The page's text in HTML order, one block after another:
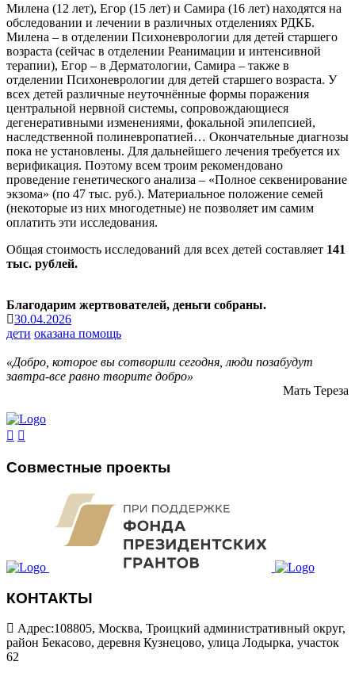
Милена (12 лет), Егор (15 лет) и Самира (16 лет) находятся на
обследовании и лечении в различных отделениях РДКБ.
Милена – в отделении Психоневрологии для детей старшего
возраста (сейчас в отделении Реанимации и интенсивной
терапии), Егор – в Дерматологии, Самира – также в
отделении Психоневрологии для детей старшего возраста. У
всех детей различные неуточнённые формы поражения
центральной нервной системы, сопровождающиеся
дегенеративными изменениями, фокальной эпилепсией,
наследственной полиневропатией… Окончательные диагнозы
пока не установлены. Для дальнейшего лечения требуется их
верификация. Поэтому всем троим рекомендовано
проведение генетического анализа – «Полное секвенирование
экзома» (по 47 тыс. руб.). Материальное положение семей
(некоторые из них многодетные) не позволяет им самим
оплатить эти исследования.
Общая стоимость исследований для всех детей составляет 141
тыс. рублей.
Благодарим жертвователей, деньги собраны.
30.04.2026
дети оказана помощь
«Добро, которое вы сотворили сегодня, люди позабудут
завтра-все равно творите добро»
Мать Тереза
Совместные проекты
КОНТАКТЫ
Адрес:108805, Москва, Троицкий административный округ,
район Бекасово, деревня Кузнецово, улица Лодырка, участок
62